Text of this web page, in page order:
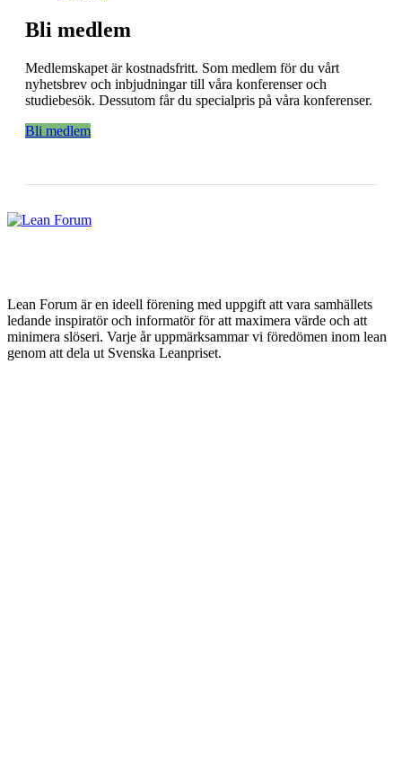
Bli medlem
Medlemskapet är kostnadsfritt. Som medlem för du vårt
nyhetsbrev och inbjudningar till våra konferenser och
studiebesök. Dessutom får du specialpris på våra konferenser.
Bli medlem
Lean Forum är en ideell förening med uppgift att vara samhällets
ledande inspiratör och informatör för att maximera värde och att
minimera slöseri. Varje år uppmärksammar vi föredömen inom lean
genom att dela ut Svenska Leanpriset.